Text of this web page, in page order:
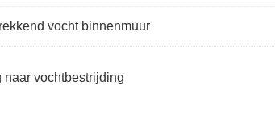
vocht binnenmuur
naar vochtbestrijding